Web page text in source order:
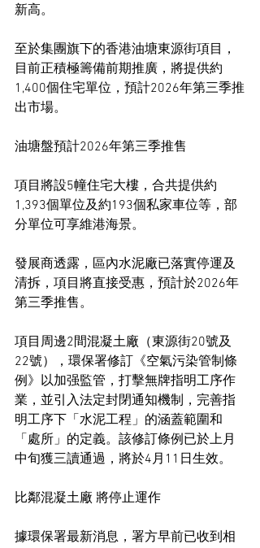
新高。
至於集團旗下的香港油塘東源街項目，
目前正積極籌備前期推廣，將提供約
1,400個住宅單位，預計2026年第三季推
出市場。
油塘盤預計2026年第三季推售
項目將設5幢住宅大樓，合共提供約
1,393個單位及約193個私家車位等，部
分單位可享維港海景。
發展商透露，區內水泥廠已落實停運及
清拆，項目將直接受惠，預計於2026年
第三季推售。
項目周邊2間混凝土廠（東源街20號及
22號），環保署修訂《空氣污染管制條
例》以加强監管，打擊無牌指明工序作
業，並引入法定封閉通知機制，完善指
明工序下「水泥工程」的涵蓋範圍和
「處所」的定義。該修訂條例已於上月
中旬獲三讀通過，將於4月11日生效。
比鄰混凝土廠 將停止運作
據環保署最新消息，署方早前已收到相